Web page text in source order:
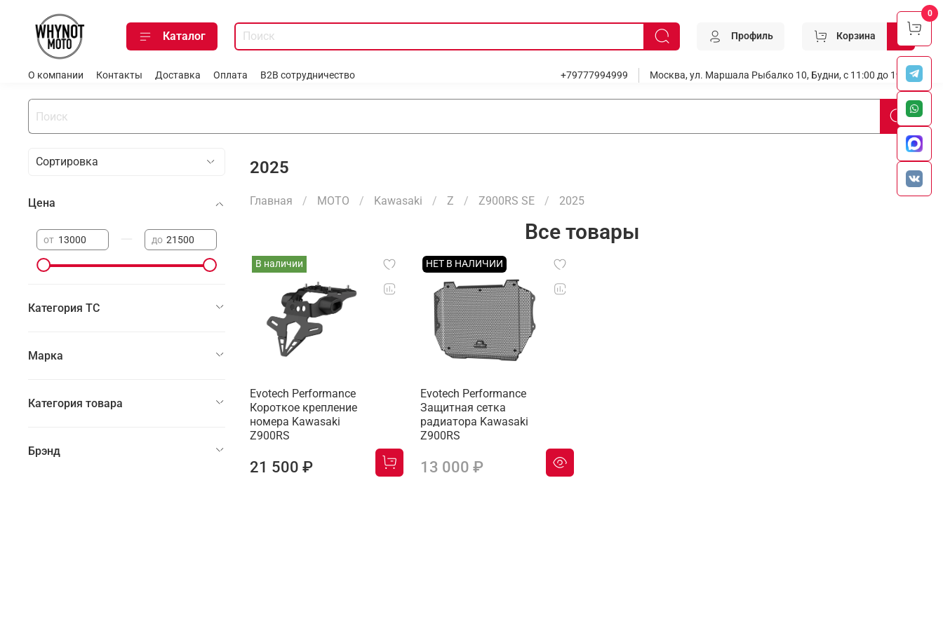
Каталог Профиль Корзина
О компании Контакты Доставка Оплата B2B сотрудничество +79777994999 Москва, ул. Маршала Рыбалко 10, Будни, с 11:00 до 19:00
2025
Главная МОТО Kawasaki Z Z900RS SE 2025
Все товары
В наличии
Evotech Performance
Короткое крепление
номера Kawasaki
Z900RS
21 500 ₽
НЕТ В НАЛИЧИИ
Evotech Performance
Защитная сетка
радиатора Kawasaki
Z900RS
13 000 ₽
Цена
от до
Категория ТС
Марка
Категория товара
Брэнд
0